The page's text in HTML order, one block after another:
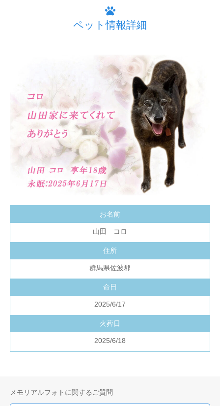
ペット情報詳細
お名前
山田 コロ
住所
群馬県佐波郡
命日
2025/6/17
火葬日
2025/6/18
メモリアルフォトに関するご質問